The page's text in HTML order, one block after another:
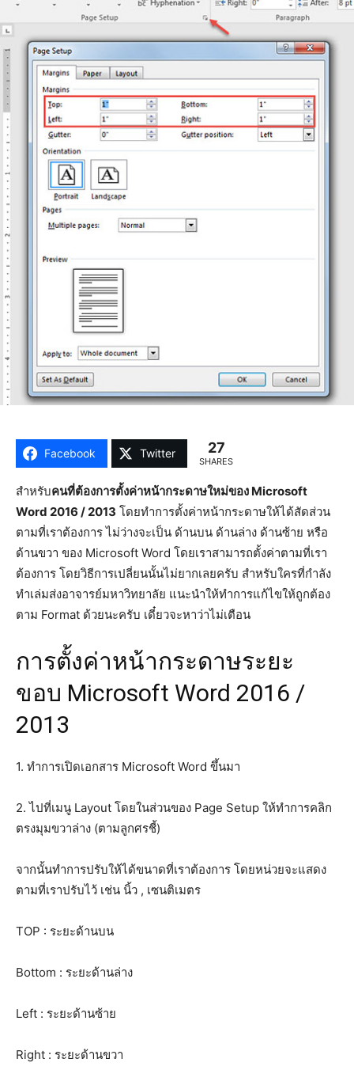
Facebook Twitter 27
SHARES
สำหรับคนที่ต้องการตั้งค่าหน้ากระดาษใหม่ของ Microsoft
Word 2016 / 2013 โดยทำการตั้งค่าหน้ากระดาษให้ได้สัดส่วน
ตามที่เราต้องการ ไม่ว่างจะเป็น ด้านบน ด้านล่าง ด้านซ้าย หรือ
ด้านขวา ของ Microsoft Word โดยเราสามารถตั้งค่าตามที่เรา
ต้องการ โดยวิธีการเปลี่ยนนั้นไม่ยากเลยครับ สำหรับใครที่กำลัง
ทำเล่มส่งอาจารย์มหาวิทยาลัย แนะนำให้ทำการแก้ไขให้ถูกต้อง
ตาม Format ด้วยนะครับ เดี๋ยวจะหาว่าไม่เตือน
การตั้งค่าหน้ากระดาษระยะ
ขอบ Microsoft Word 2016 /
2013
1. ทำการเปิดเอกสาร Microsoft Word ขึ้นมา
2. ไปที่เมนู Layout โดยในส่วนของ Page Setup ให้ทำการคลิก
ตรงมุมขวาล่าง (ตามลูกศรชี้)
จากนั้นทำการปรับให้ได้ขนาดที่เราต้องการ โดยหน่วยจะแสดง
ตามที่เราปรับไว้ เช่น นิ้ว , เซนติเมตร
TOP : ระยะด้านบน
Bottom : ระยะด้านล่าง
Left : ระยะด้านซ้าย
Right : ระยะด้านขวา